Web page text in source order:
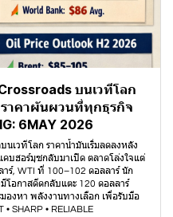
บนเวทีโลก
าคาผันผวนที่ทุกธุรกิจ
6MAY 2026
นเวทีโลก ราคาน้ำมันเริ่มลดลงหลัง
ฮอร์มุซกลับมาเปิด ตลาดโล่งใจแต่
ร์, WTI ที่ 100–102 ดอลลาร์ นัก
โอกาสดีดกลับแตะ 120 ดอลลาร์
องหา พลังงานทางเลือก เพื่อรับมือ
SHARP • RELIABLE